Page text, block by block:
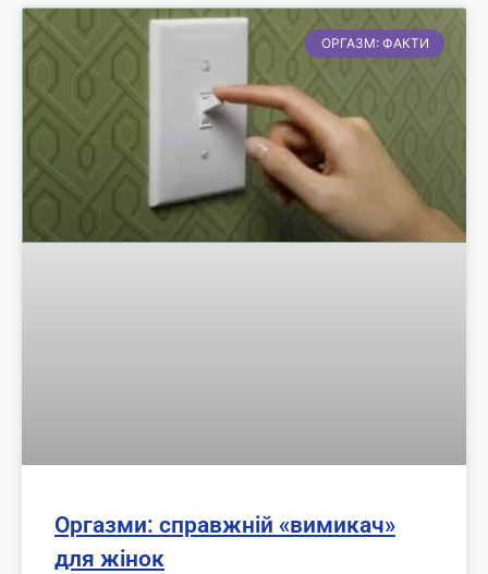
ОРГАЗМ: ФАКТИ
Оргазми: справжній «вимикач»
для жінок